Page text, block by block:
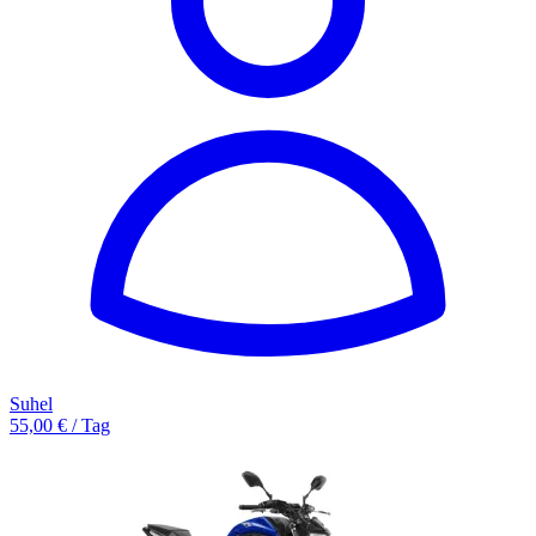
Suhel
55,00 € / Tag